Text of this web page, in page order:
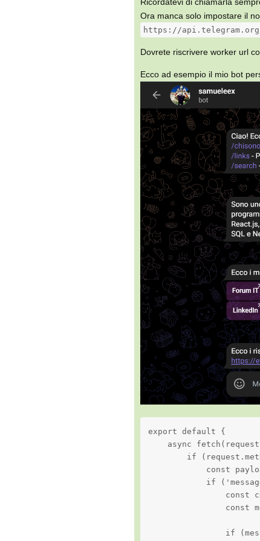
Ora manca solo impostare il
https://
Dovrete riscrivere worker url
Ecco ad esempio il mio bot
export default {
async
if
const
if
const
const
if